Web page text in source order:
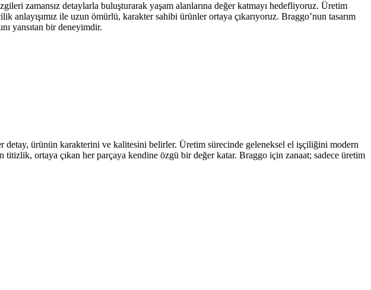
zamansız detaylarla buluşturarak yaşam alanlarına değer katmayı hedefliyoruz. Üretim
ile uzun ömürlü, karakter sahibi ürünler ortaya çıkarıyoruz. Braggo’nun tasarım
yansıtan bir deneyimdir.
detay, ürünün karakterini ve kalitesini belirler. Üretim sürecinde geleneksel el işçiliğini modern
ortaya çıkan her parçaya kendine özgü bir değer katar. Braggo için zanaat; sadece üretim